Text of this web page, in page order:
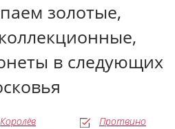
золотые,
в следующих
Королёв
Протвино